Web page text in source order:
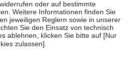
bis zum vollendeten 18. Lebensjahr
und Früherkennung, die von der